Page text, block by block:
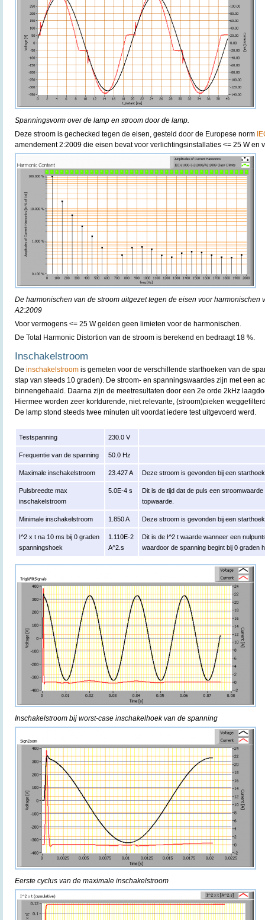
Spanningsvorm over de lamp en stroom door de lamp.
Deze stroom is gechecked tegen de eisen, gesteld door de Europese norm
amendement 2:2009 die eisen bevat voor verlichtingsinstallaties <= 25 W en
De harmonischen van de stroom uitgezet tegen de eisen voor harmonischen
A2:2009
Voor vermogens <= 25 W gelden geen limieten voor de harmonischen.
De Total Harmonic Distortion van de stroom is berekend en bedraagt 18 %.
Inschakelstroom
De inschakelstroom is gemeten voor de verschillende starthoeken van de
stap van steeds 10 graden). De stroom- en spanningswaardes zijn met een
binnengehaald. Daarna zijn de meetresultaten door een 2e orde 2kHz
Hiermee worden zeer kortdurende, niet relevante, (stroom)pieken
De lamp stond steeds twee minuten uit voordat iedere test uitgevoerd werd.
Testspanning 230.0 V
Frequentie van de spanning 50.0 Hz
Maximale inschakelstroom 23.427 A Deze stroom is gevonden bij een
Pulsbreedte max
inschakelstroom
5.0E-4 s
Dit is de tijd dat de puls een
topwaarde.
Minimale inschakelstroom 1.850 A Deze stroom is gevonden bij een
I^2 x t na 10 ms bij 0 graden
spanningshoek
1.110E-2
A^2.s
Dit is de I^2 t waarde wanneer een
waardoor de spanning begint bij 0 graden
Inschakelstroom bij worst-case inschakelhoek van de spanning
Eerste cyclus van de maximale inschakelstroom